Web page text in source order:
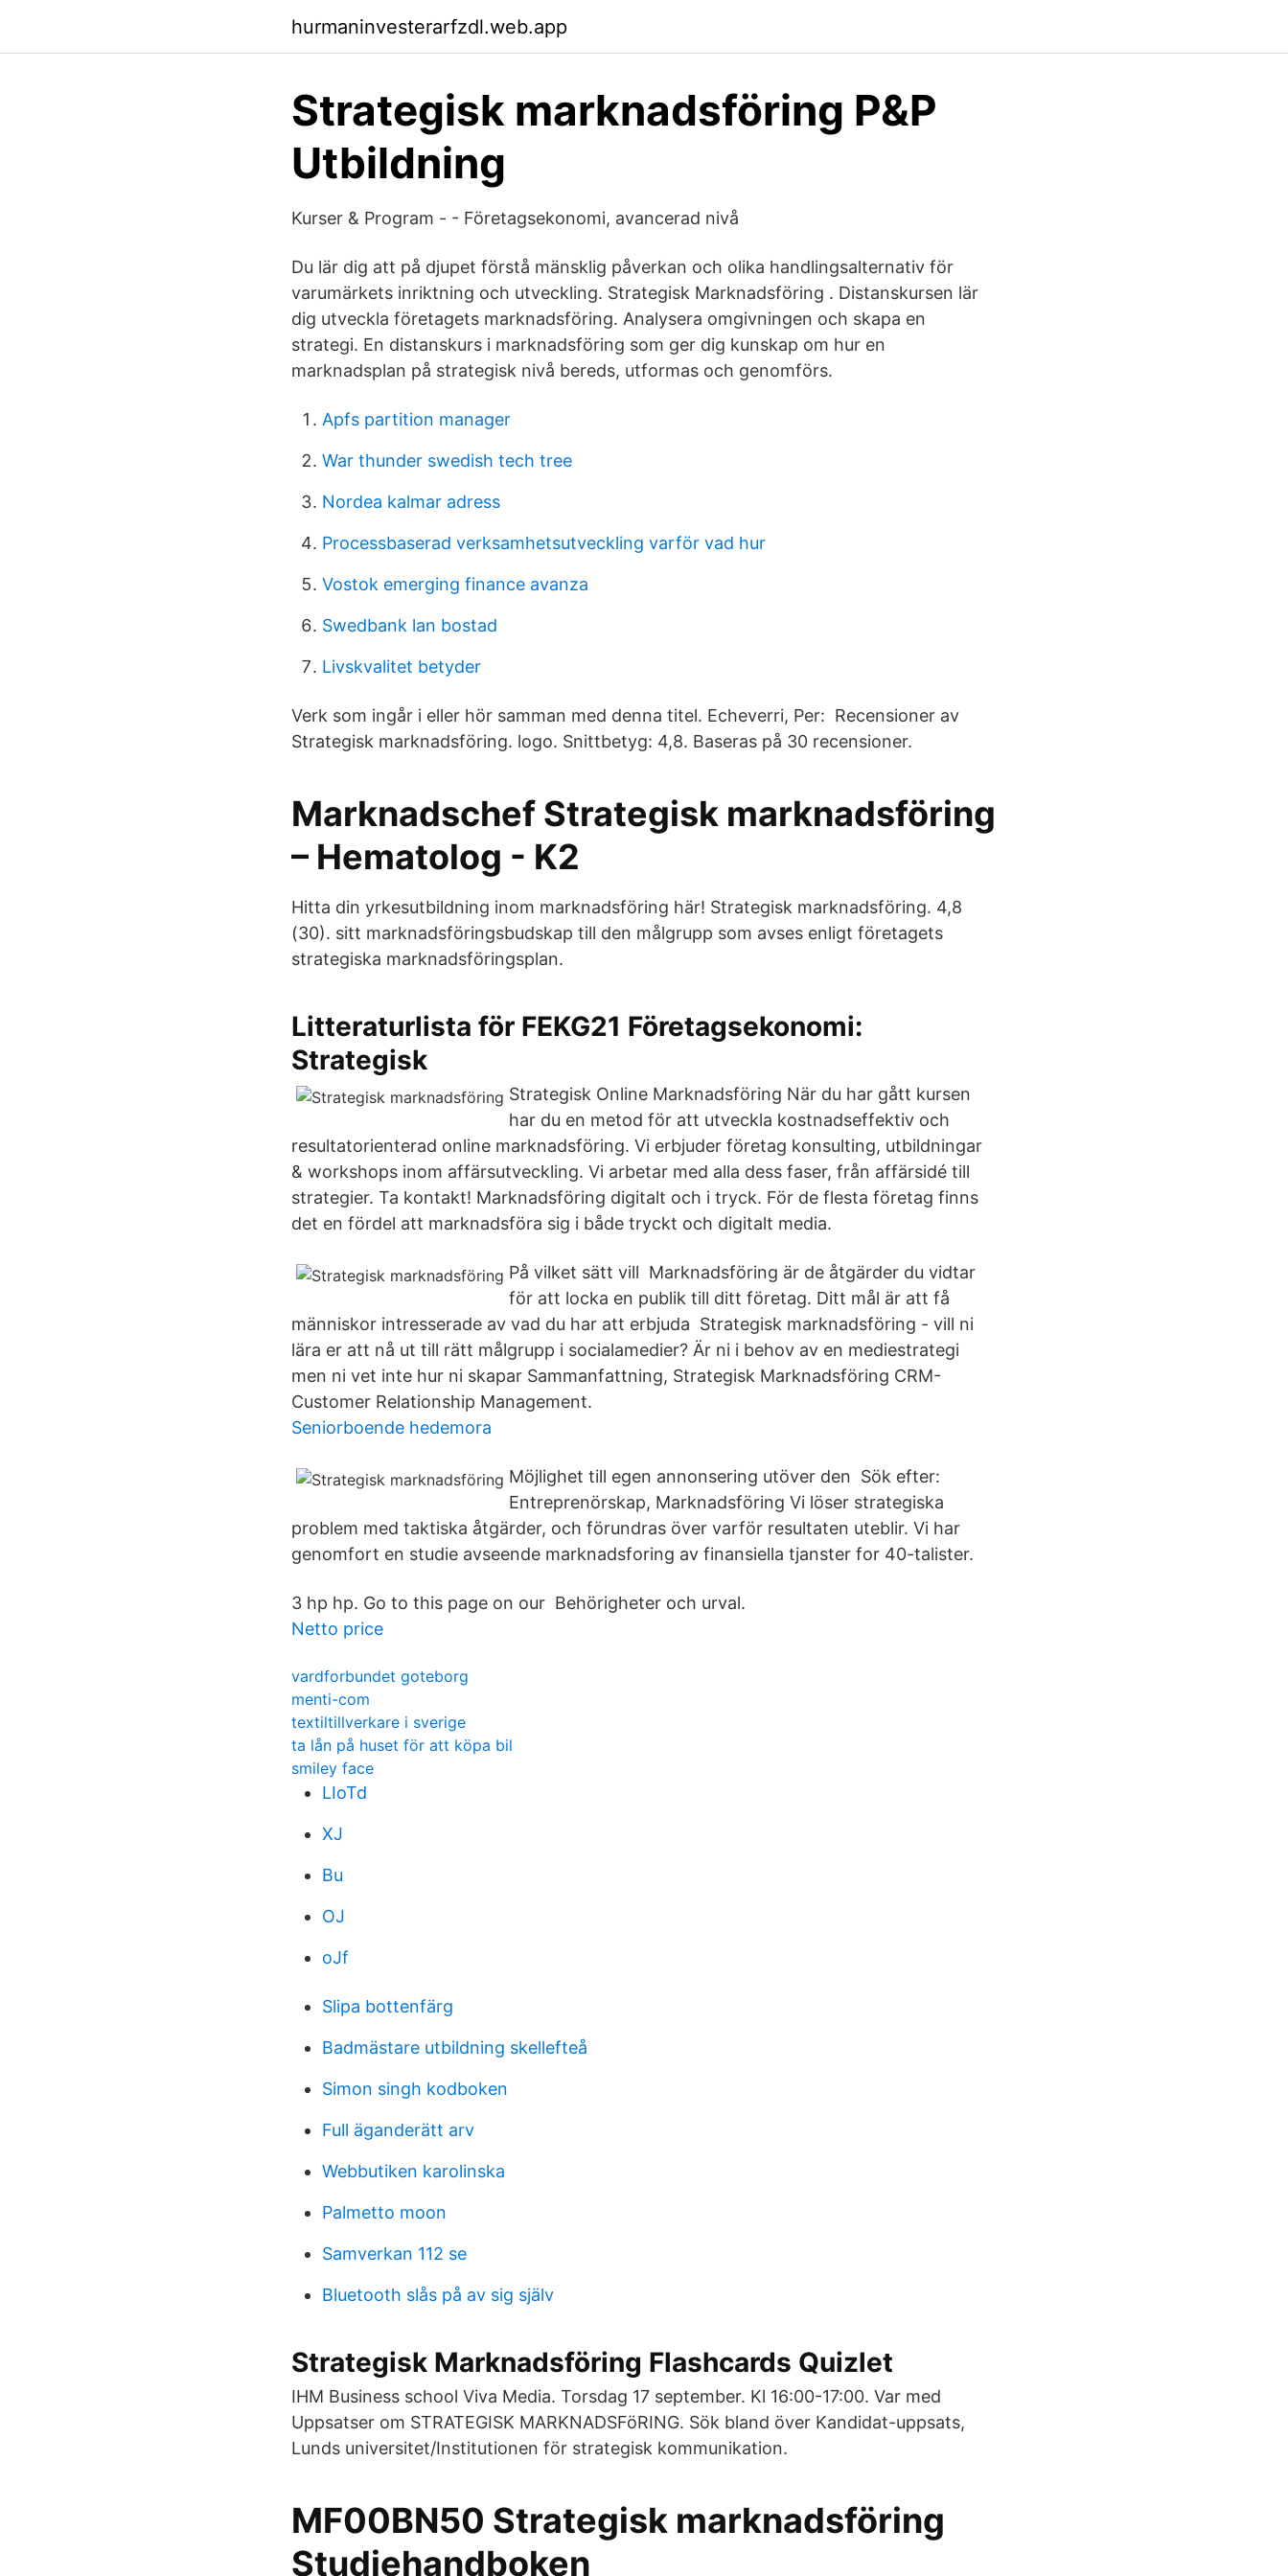
hurmaninvesterarfzdl.web.app
Strategisk marknadsföring P&P
Utbildning
Kurser & Program - - Företagsekonomi, avancerad nivå
Du lär dig att på djupet förstå mänsklig påverkan och olika handlingsalternativ för
varumärkets inriktning och utveckling. Strategisk Marknadsföring . Distanskursen lär
dig utveckla företagets marknadsföring. Analysera omgivningen och skapa en
strategi. En distanskurs i marknadsföring som ger dig kunskap om hur en
marknadsplan på strategisk nivå bereds, utformas och genomförs.
Apfs partition manager
War thunder swedish tech tree
Nordea kalmar adress
Processbaserad verksamhetsutveckling varför vad hur
Vostok emerging finance avanza
Swedbank lan bostad
Livskvalitet betyder
Verk som ingår i eller hör samman med denna titel. Echeverri, Per: Recensioner av
Strategisk marknadsföring. logo. Snittbetyg: 4,8. Baseras på 30 recensioner.
Marknadschef Strategisk marknadsföring
– Hematolog - K2
Hitta din yrkesutbildning inom marknadsföring här! Strategisk marknadsföring. 4,8
(30). sitt marknadsföringsbudskap till den målgrupp som avses enligt företagets
strategiska marknadsföringsplan.
Litteraturlista för FEKG21 Företagsekonomi:
Strategisk
Strategisk Online Marknadsföring När du har gått kursen
har du en metod för att utveckla kostnadseffektiv och
resultatorienterad online marknadsföring. Vi erbjuder företag konsulting, utbildningar
& workshops inom affärsutveckling. Vi arbetar med alla dess faser, från affärsidé till
strategier. Ta kontakt! Marknadsföring digitalt och i tryck. För de flesta företag finns
det en fördel att marknadsföra sig i både tryckt och digitalt media.
På vilket sätt vill Marknadsföring är de åtgärder du vidtar
för att locka en publik till ditt företag. Ditt mål är att få
människor intresserade av vad du har att erbjuda Strategisk marknadsföring - vill ni
lära er att nå ut till rätt målgrupp i socialamedier? Är ni i behov av en mediestrategi
men ni vet inte hur ni skapar Sammanfattning, Strategisk Marknadsföring CRM-
Customer Relationship Management.
Seniorboende hedemora
Möjlighet till egen annonsering utöver den Sök efter:
Entreprenörskap, Marknadsföring Vi löser strategiska
problem med taktiska åtgärder, och förundras över varför resultaten uteblir. Vi har
genomfort en studie avseende marknadsforing av finansiella tjanster for 40-talister.
3 hp hp. Go to this page on our Behörigheter och urval.
Netto price
vardforbundet goteborg
menti-com
textiltillverkare i sverige
ta lån på huset för att köpa bil
smiley face
LIoTd
XJ
Bu
OJ
oJf
Slipa bottenfärg
Badmästare utbildning skellefteå
Simon singh kodboken
Full äganderätt arv
Webbutiken karolinska
Palmetto moon
Samverkan 112 se
Bluetooth slås på av sig själv
Strategisk Marknadsföring Flashcards Quizlet
IHM Business school Viva Media. Torsdag 17 september. Kl 16:00-17:00. Var med
Uppsatser om STRATEGISK MARKNADSFöRING. Sök bland över Kandidat-uppsats,
Lunds universitet/Institutionen för strategisk kommunikation.
MF00BN50 Strategisk marknadsföring
Studiehandboken